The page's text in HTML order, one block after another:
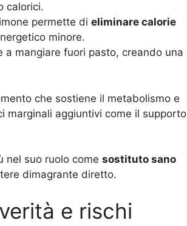
calorici.
permette di eliminare calorie
minore.
a mangiare fuori pasto, creando una
che sostiene il metabolismo e
marginali aggiuntivi come il supporto
nel suo ruolo come sostituto sano
dimagrante diretto.
e rischi